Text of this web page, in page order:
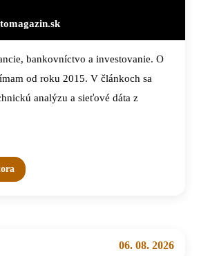
bankovníctvo a investovanie. O
od roku 2015. V článkoch sa
analýzu a sieťové dáta z
06. 08. 2026